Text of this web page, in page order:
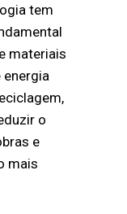
tem
materiais
o
e
mais